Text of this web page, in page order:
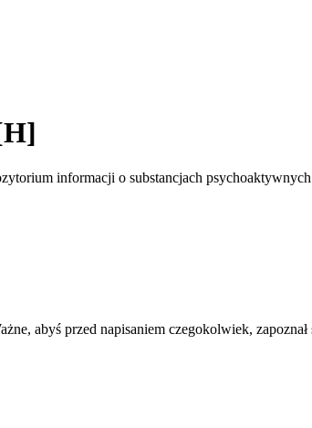
informacji o substancjach
abyś przed napisaniem czegokolwiek,